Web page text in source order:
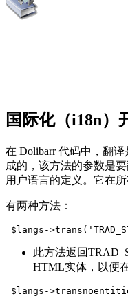
国际化（i18n）
在 Dolibarr 代码中，翻
成的，该方法的参数是
用户语言的定义。它在
有两种方法：
$langs-
此方法返回
HTML实体，以便
$langs-